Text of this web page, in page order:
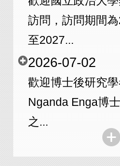
訪問，訪問期間
至2027...
2026-07-02
歡迎博士後研究
Nganda Enga博
之...